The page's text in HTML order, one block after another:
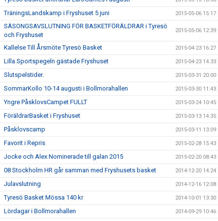
TräningsLandskamp i Fryshuset 5 juni 2015-05-06 15:17
SÄSONGSAVSLUTNING FÖR BASKETFÖRÄLDRAR i Tyresö
och Fryshuset
2015-05-06 12:39
Kallelse Till Årsmöte Tyresö Basket 2015-04-23 16:27
Lilla Sportspegeln gästade Fryshuset 2015-04-23 14:33
Slutspelstider. 2015-03-31 20:00
SommarKollo 10-14 augusti i Bollmorahallen 2015-03-30 11:43
Yngre PåsklovsCampet FULLT 2015-03-24 10:45
FöräldrarBasket i Fryshuset 2015-03-13 14:35
Påsklovscamp 2015-03-11 13:09
Favorit i Repris 2015-02-28 15:43
Jocke och Alex Nominerade till galan 2015 2015-02-20 08:43
08 Stockholm HR går samman med Fryshusets basket 2014-12-20 14:24
Julavslutning 2014-12-16 12:08
Tyresö Basket Mössa 140 kr 2014-10-01 13:30
Lördagar i Bollmorahallen 2014-09-29 10:46